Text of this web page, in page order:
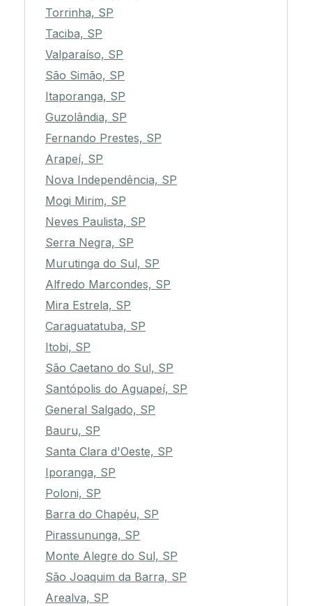
Torrinha, SP
Taciba, SP
Valparaíso, SP
São Simão, SP
Itaporanga, SP
Guzolândia, SP
Fernando Prestes, SP
Arapeí, SP
Nova Independência, SP
Mogi Mirim, SP
Neves Paulista, SP
Serra Negra, SP
Murutinga do Sul, SP
Alfredo Marcondes, SP
Mira Estrela, SP
Caraguatatuba, SP
Itobi, SP
São Caetano do Sul, SP
Santópolis do Aguapeí, SP
General Salgado, SP
Bauru, SP
Santa Clara d'Oeste, SP
Iporanga, SP
Poloni, SP
Barra do Chapéu, SP
Pirassununga, SP
Monte Alegre do Sul, SP
São Joaquim da Barra, SP
Arealva, SP